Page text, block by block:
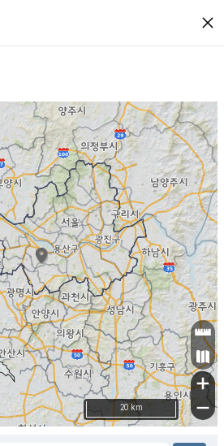
close
+
−
20 km